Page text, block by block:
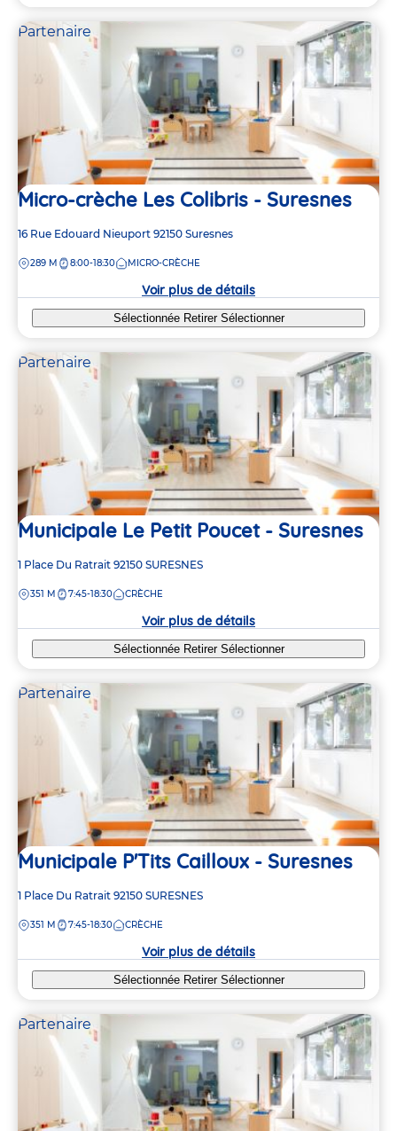
Partenaire
Micro-crèche Les Colibris - Suresnes
Adresse
la
16 Rue Edouard Nieuport 92150 Suresnes
DISTANCE
289 M 8:00-18:30 MICRO-CRÈCHE
Voir plus de détails
Sélectionnée Retirer Sélectionner
Partenaire
Municipale Le Petit Poucet - Suresnes
Adresse
la
1 Place Du Ratrait 92150 SURESNES
DISTANCE
351 M 7:45-18:30 CRÈCHE
Voir plus de détails
Sélectionnée Retirer Sélectionner
Partenaire
Municipale P'Tits Cailloux - Suresnes
Adresse
la
1 Place Du Ratrait 92150 SURESNES
DISTANCE
351 M 7:45-18:30 CRÈCHE
Voir plus de détails
Sélectionnée Retirer Sélectionner
Partenaire